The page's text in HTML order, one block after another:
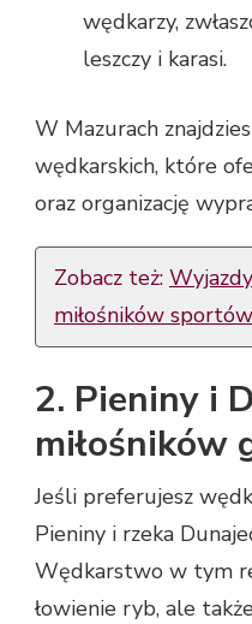
wędkarzy,
leszczy i karasi.
W Mazurach
wędkarskich, które
oraz organizację
Zobacz też:
miłośników
2. Pieniny i
miłośników
Jeśli preferujesz
Pieniny i rzeka
Wędkarstwo w tym
łowienie ryb, ale